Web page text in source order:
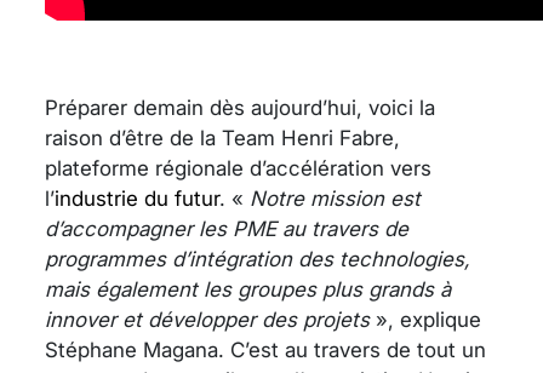
Préparer demain dès aujourd’hui, voici la
raison d’être de la Team Henri Fabre,
plateforme régionale d’accélération vers
l’industrie du futur. « Notre mission est
d’accompagner les PME au travers de
programmes d’intégration des technologies,
mais également les groupes plus grands à
innover et développer des projets», explique
Stéphane Magana. C’est au travers de tout un